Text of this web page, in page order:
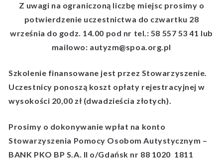
Z uwagi na ograniczoną liczbę miejsc prosimy o
potwierdzenie uczestnictwa do czwartku 28
września do godz. 14.00 pod nr tel.: 58 557 53 41 lub
mailowo: autyzm@spoa.org.pl
Szkolenie finansowane jest przez Stowarzyszenie.
Uczestnicy ponoszą koszt opłaty rejestracyjnej w
wysokości 20,00 zł (dwadzieścia złotych).
Prosimy o dokonywanie wpłat na konto
Stowarzyszenia Pomocy Osobom Autystycznym –
BANK PKO BP S.A. II o/Gdańsk nr 88 1020 1811